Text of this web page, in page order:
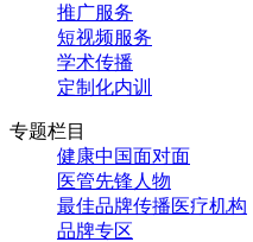
推广服务
短视频服务
学术传播
定制化内训
专题栏目
健康中国面对面
医管先锋人物
最佳品牌传播医疗机构
品牌专区